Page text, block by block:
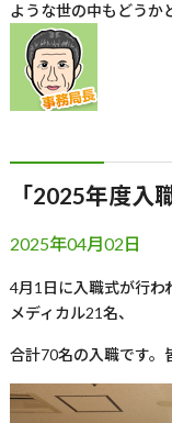
ような世の中もどうか
「2025年度入
2025年04月02日
4月1 日に入職式が行わ
メディカル21名、
合計70名の入職です。